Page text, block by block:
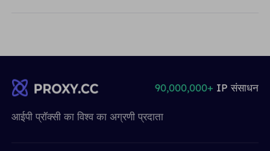
आईपी ​​प्रॉक्सी का विश्व का अग्रणी प्रदाता
90,000,000+ IP संसाधन